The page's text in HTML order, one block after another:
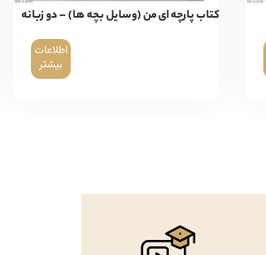
کتاب پارچه ای من (وسایل بچه ها) – دو زبانه
اطلاعات
بیشتر